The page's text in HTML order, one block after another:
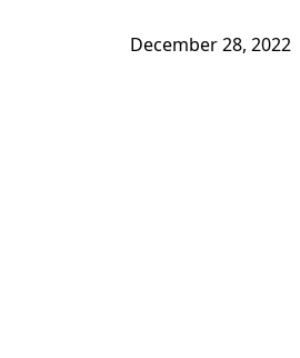
December 28, 2022